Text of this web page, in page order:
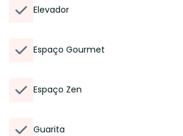
Elevador
Espaço Gourmet
Espaço Zen
Guarita